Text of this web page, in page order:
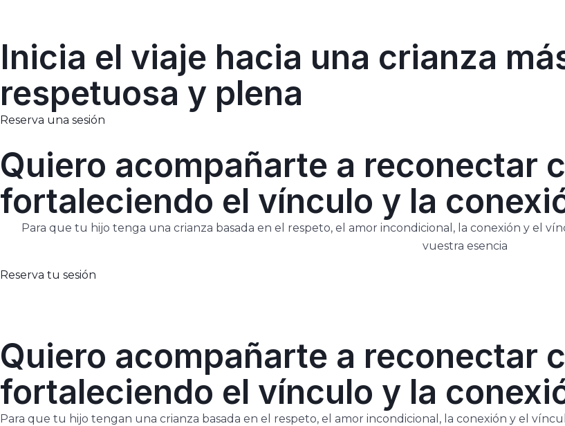
Inicia el viaje hacia una crianza
respetuosa y plena
Reserva una sesión
Quiero acompañarte a reconectar
fortaleciendo el vínculo y la
Para que tu hijo tenga una crianza basada en el respeto, el amor incondicional, la conexión y el
vuestra esencia
Reserva tu sesión
Quiero acompañarte a reconectar
fortaleciendo el vínculo y la
Para que tu hijo tengan una crianza basada en el respeto, el amor incondicional, la conexión y el